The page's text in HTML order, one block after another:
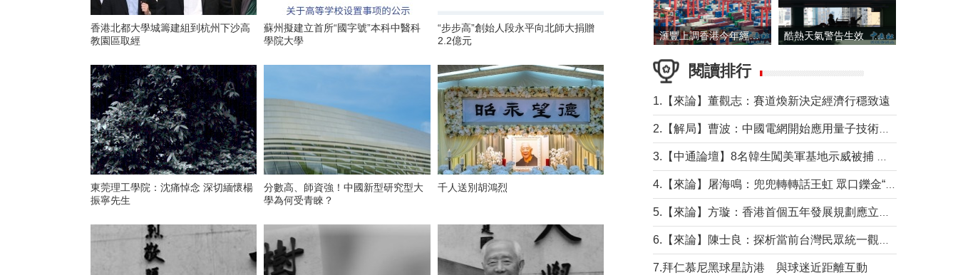
香港北都大學城籌建組到杭州下沙高
教園區取經
蘇州擬建立首所“國字號”本科中醫科
學院大學
“步步高”創始人段永平向北師大捐贈
2.2億元
東莞理工學院：沈痛悼念 深切緬懷楊
振寧先生
分數高、師資強！中國新型研究型大
學為何受青睞？
千人送別胡鴻烈
滙豐上調香港今年經濟增長預測至4.5% 酷熱天氣警告生效 本港高溫持續至下周
閱讀排行
1.【來論】董觀志：賽道煥新決定經濟行穩致遠
7.拜仁慕尼黑球星訪港 與球迷近距離互動